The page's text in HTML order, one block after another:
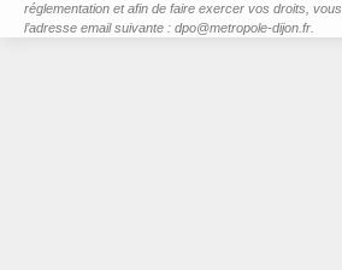
réglementation et afin de faire exercer vos droits,
l’adresse email suivante : dpo@metropole-dijon.fr.